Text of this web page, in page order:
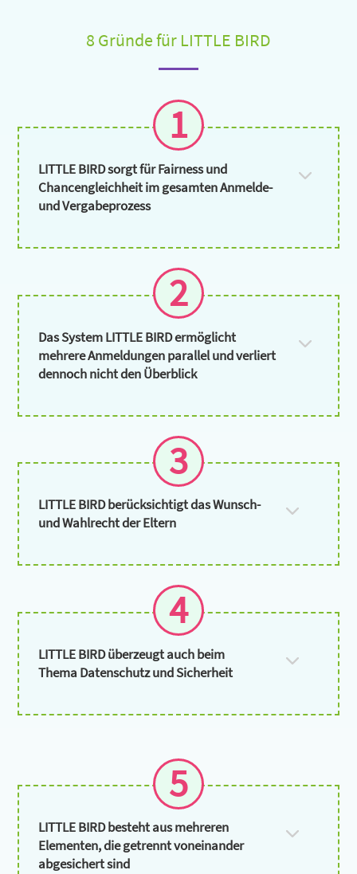
8 Gründe für LITTLE BIRD
1
LITTLE BIRD sorgt für Fairness und
Chancengleichheit im gesamten Anmelde-
und Vergabeprozess
2
Das System LITTLE BIRD ermöglicht
mehrere Anmeldungen parallel und verliert
dennoch nicht den Überblick
3
LITTLE BIRD berücksichtigt das Wunsch-
und Wahlrecht der Eltern
4
LITTLE BIRD überzeugt auch beim
Thema Datenschutz und Sicherheit
5
LITTLE BIRD besteht aus mehreren
Elementen, die getrennt voneinander
abgesichert sind